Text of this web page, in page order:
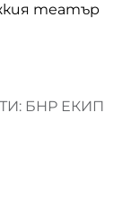
театър
БНР ЕКИП